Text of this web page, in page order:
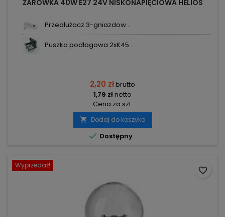
ŻARÓWKA 40W E27 24V NISKONAPIĘCIOWA HELIOS
Przedłużacz 3-gniazdow...
Puszka podłogowa 2xK45...
2,20 złbrutto
1,79 złnetto
Cena za szt.
 Dodaj do koszyka
 Dostępny
Wyprzedaż!
favorite_border